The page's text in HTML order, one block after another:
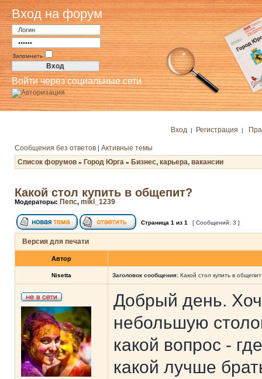
Вход на форум
Запомнить
Войти через социальные сети
Вход | Регистрация |
Сообщения без ответов | Активные темы
Список форумов » Город Юрга » Бизнес, карьера, вакансии
Какой стол купить в общепит?
Модераторы: Пепс, mikl_1239
Страница 1 из 1 [ Сообщений: 3 ]
Версия для печати
Автор
Nisetta Заголовок сообщения: Какой стол купить в
Добрый день.
небольшую
какой вопрос -
какой лучше